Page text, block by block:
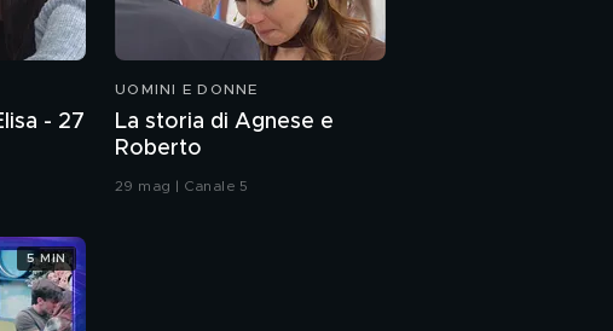
- 27
UOMINI E DONNE
La storia di Agnese e
Roberto
29 mag | Canale 5
5 MIN